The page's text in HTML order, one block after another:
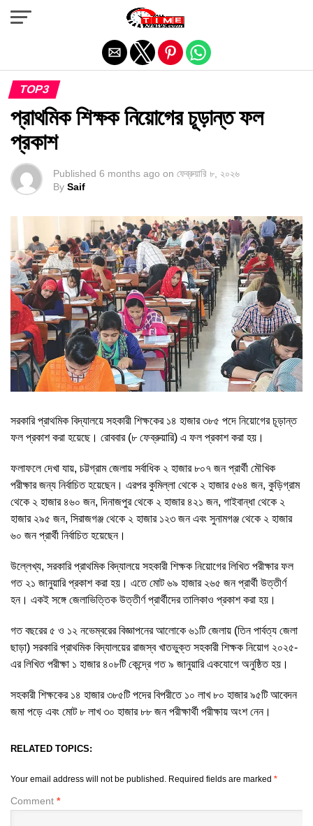
TOP3
প্রাথমিক শিক্ষক নিয়োগের চূড়ান্ত ফল
প্রকাশ
Published 6 months ago on ফেব্রুয়ারি ৮, ২০২৬
By Saif
সরকারি প্রাথমিক বিদ্যালয়ে সহকারী শিক্ষকের ১৪ হাজার ৩৮৫ পদে নিয়োগের চূড়ান্ত
ফল প্রকাশ করা হয়েছে। রোববার (৮ ফেব্রুয়ারি) এ ফল প্রকাশ করা হয়।
ফলাফলে দেখা যায়, চট্টগ্রাম জেলায় সর্বাধিক ২ হাজার ৮০৭ জন প্রার্থী মৌখিক
পরীক্ষার জন্য নির্বাচিত হয়েছেন। এরপর কুমিল্লা থেকে ২ হাজার ৫৬৪ জন, কুড়িগ্রাম
থেকে ২ হাজার ৪৬০ জন, দিনাজপুর থেকে ২ হাজার ৪২১ জন, গাইবান্ধা থেকে ২
হাজার ২৯৫ জন, সিরাজগঞ্জ থেকে ২ হাজার ১২৩ জন এবং সুনামগঞ্জ থেকে ২ হাজার
৬০ জন প্রার্থী নির্বাচিত হয়েছেন।
উল্লেখ্য, সরকারি প্রাথমিক বিদ্যালয়ে সহকারী শিক্ষক নিয়োগের লিখিত পরীক্ষার ফল
গত ২১ জানুয়ারি প্রকাশ করা হয়। এতে মোট ৬৯ হাজার ২৬৫ জন প্রার্থী উত্তীর্ণ
হন। একই সঙ্গে জেলাভিত্তিক উত্তীর্ণ প্রার্থীদের তালিকাও প্রকাশ করা হয়।
গত বছরের ৫ ও ১২ নভেম্বরের বিজ্ঞাপনের আলোকে ৬১টি জেলায় (তিন পার্বত্য জেলা
ছাড়া) সরকারি প্রাথমিক বিদ্যালয়ের রাজস্ব খাতভুক্ত সহকারী শিক্ষক নিয়োগ ২০২৫-
এর লিখিত পরীক্ষা ১ হাজার ৪০৮টি কেন্দ্রে গত ৯ জানুয়ারি একযোগে অনুষ্ঠিত হয়।
সহকারী শিক্ষকের ১৪ হাজার ৩৮৫টি পদের বিপরীতে ১০ লাখ ৮০ হাজার ৯৫টি আবেদন
জমা পড়ে এবং মোট ৮ লাখ ৩০ হাজার ৮৮ জন পরীক্ষার্থী পরীক্ষায় অংশ নেন।
RELATED TOPICS:
Your email address will not be published. Required fields are marked *
Comment *
Exit mobile version